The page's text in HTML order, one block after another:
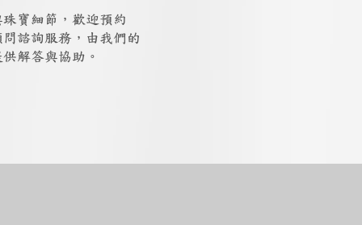
寶細節，歡迎預約
諮詢服務，由我們的
解答與協助。